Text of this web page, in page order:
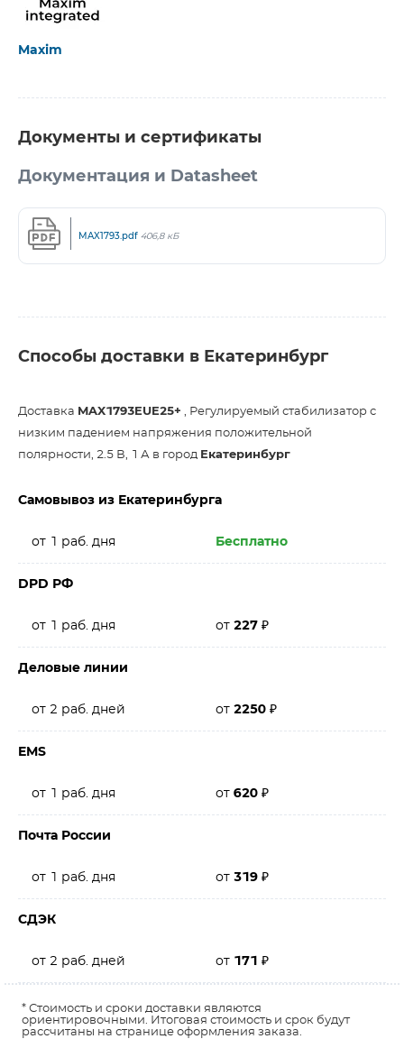
Maxim
Документы и сертификаты
Документация и Datasheet
MAX1793.pdf 406,8 кБ
Способы доставки в Екатеринбург
Доставка MAX1793EUE25+ , Регулируемый стабилизатор с
низким падением напряжения положительной
полярности, 2.5 В, 1 А в город Екатеринбург
Самовывоз из Екатеринбурга
от 1 раб. дня Бесплатно
DPD РФ
от 1 раб. дня от 227 ₽
Деловые линии
от 2 раб. дней от 2250 ₽
EMS
от 1 раб. дня от 620 ₽
Почта России
от 1 раб. дня от 319 ₽
СДЭК
от 2 раб. дней от 171 ₽
* Стоимость и сроки доставки являются
ориентировочными. Итоговая стоимость и срок будут
рассчитаны на странице оформления заказа.